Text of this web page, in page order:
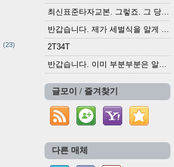
23
최신표준타자교본. 그렇죠. 그 당시에 최신 표준...
반갑습니다. 제가 세벌식을 알게 되어 세벌식 써...
2T34T
반갑습니다. 이미 부분부분은 알려진 정보들이...
글모이 / 즐겨찾기
다른 매체